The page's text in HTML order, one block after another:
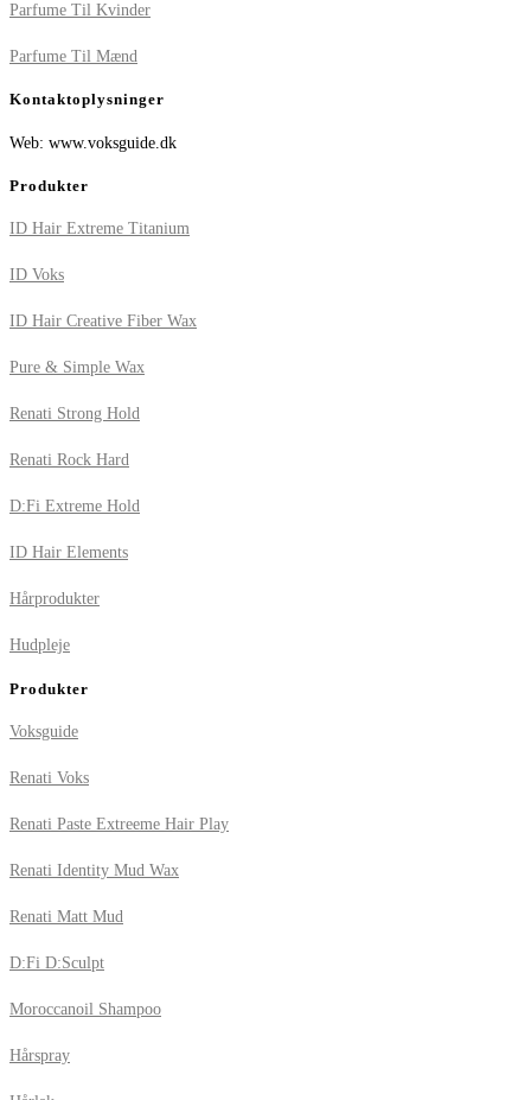
Parfume Til Kvinder
Parfume Til Mænd
Kontaktoplysninger
Web: www.voksguide.dk
Produkter
ID Hair Extreme Titanium
ID Voks
ID Hair Creative Fiber Wax
Pure & Simple Wax
Renati Strong Hold
Renati Rock Hard
D:Fi Extreme Hold
ID Hair Elements
Hårprodukter
Hudpleje
Produkter
Voksguide
Renati Voks
Renati Paste Extreeme Hair Play
Renati Identity Mud Wax
Renati Matt Mud
D:Fi D:Sculpt
Moroccanoil Shampoo
Hårspray